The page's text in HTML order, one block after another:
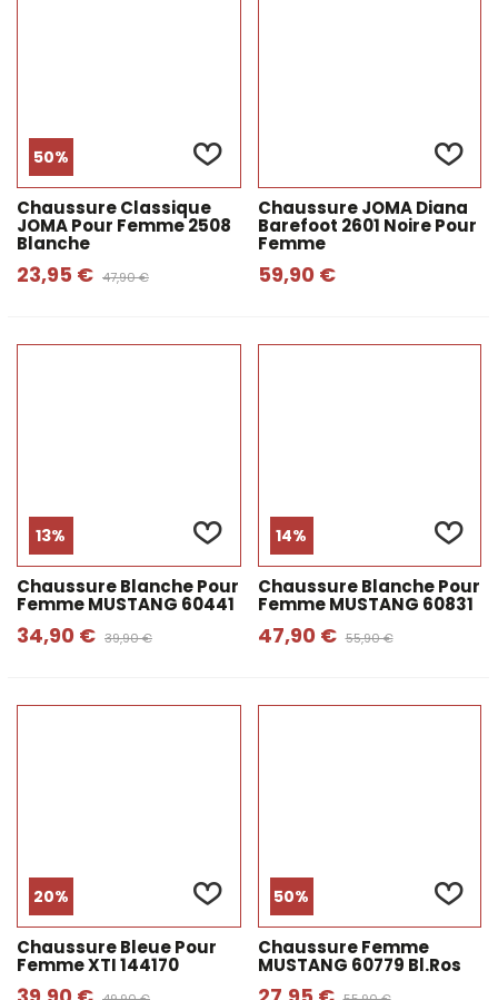
50%
Chaussure Classique
JOMA Pour Femme 2508
Blanche
23,95 € 47,90 €
Chaussure JOMA Diana
Barefoot 2601 Noire Pour
Femme
59,90 €
13%
Chaussure Blanche Pour
Femme MUSTANG 60441
34,90 € 39,90 €
14%
Chaussure Blanche Pour
Femme MUSTANG 60831
47,90 € 55,90 €
20%
Chaussure Bleue Pour
Femme XTI 144170
50%
Chaussure Femme
MUSTANG 60779 Bl.ros